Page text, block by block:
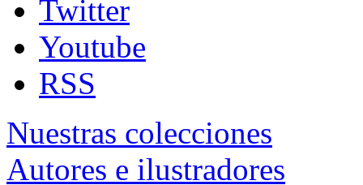
Twitter
Youtube
RSS
Nuestras colecciones
Autores e ilustradores